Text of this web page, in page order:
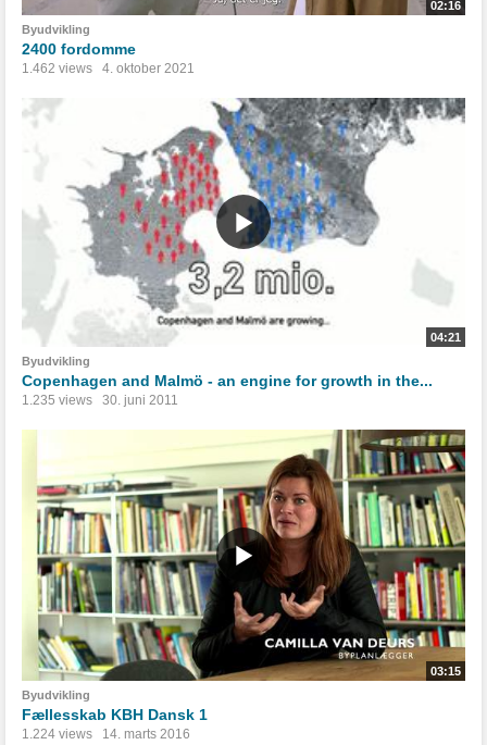
02:16
Byudvikling
2400 fordomme
1.462 views 4. oktober 2021
04:21
Byudvikling
Copenhagen and Malmö - an engine for growth in the...
1.235 views 30. juni 2011
03:15
Byudvikling
Fællesskab KBH Dansk 1
1.224 views 14. marts 2016